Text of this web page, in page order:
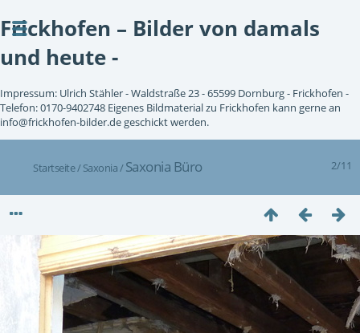
Frickhofen – Bilder von damals
und heute -
Impressum: Ulrich Stähler - Waldstraße 23 - 65599 Dornburg - Frickhofen -
Telefon: 0170-9402748 Eigenes Bildmaterial zu Frickhofen kann gerne an
info@frickhofen-bilder.de geschickt werden.
2/11
Startseite/Saxonia/Saxonia Büro